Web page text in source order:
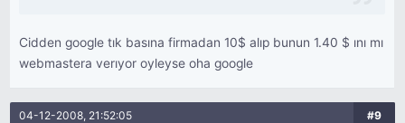
Cidden google tık basına firmadan 10$ alıp bunun 1.40 $ ını mı
webmastera verıyor oyleyse oha google
04-12-2008, 21:52:05 #9